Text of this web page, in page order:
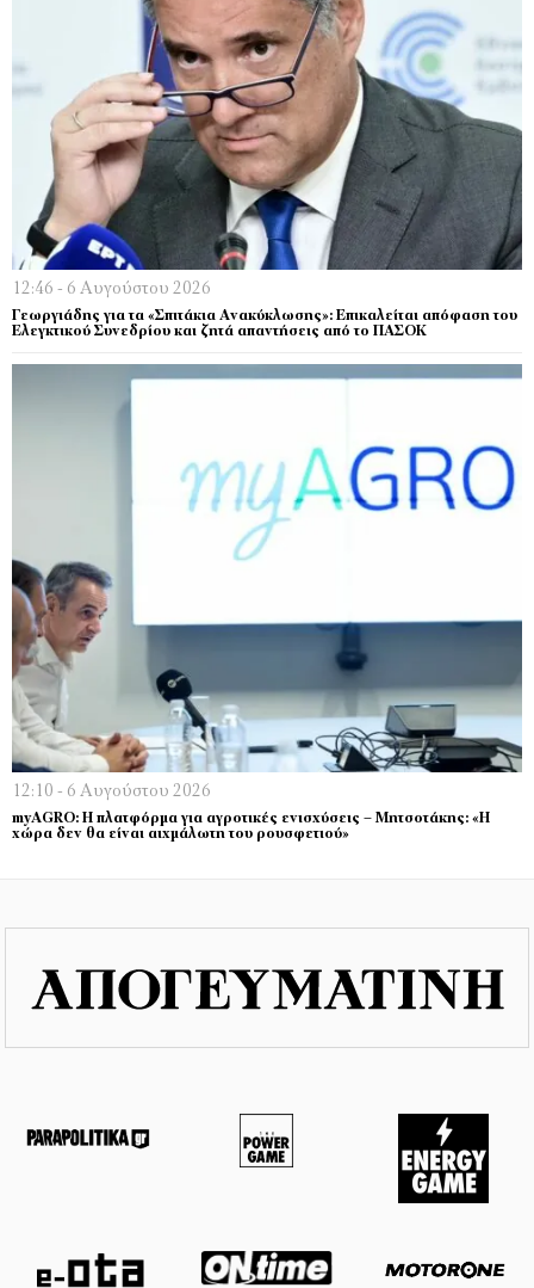
12:46 - 6 Αυγούστου 2026
Γεωργιάδης για τα «Σπιτάκια Ανακύκλωσης»: Επικαλείται απόφαση του
Ελεγκτικού Συνεδρίου και ζητά απαντήσεις από το ΠΑΣΟΚ
12:10 - 6 Αυγούστου 2026
myAGRO: Η πλατφόρμα για αγροτικές ενισχύσεις – Μητσοτάκης: «Η
χώρα δεν θα είναι αιχμάλωτη του ρουσφετιού»